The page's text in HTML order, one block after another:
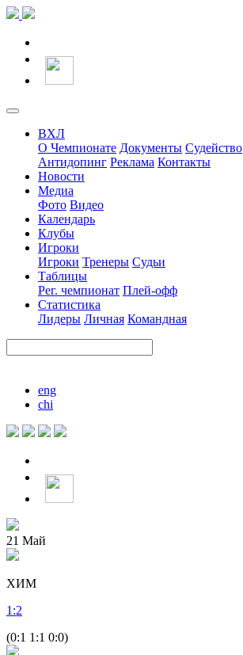
ВХЛ
О Чемпионате Документы Судейство
Антидопинг Реклама Контакты
Новости
Медиа
Фото Видео
Календарь
Клубы
Игроки
Игроки Тренеры Судьи
Таблицы
Рег. чемпионат Плей-офф
Статистика
Лидеры Личная Командная
eng
chi
21 Май
ХИМ
1 :2
(0:1 1:1 0:0)